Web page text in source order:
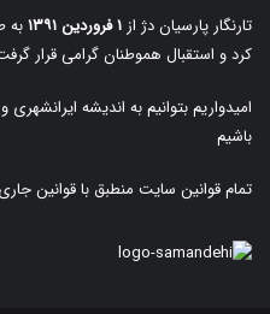
تارنگار پارسیان دژ از۱ فروردین ۱۳۹۱
به
کرد و استقبال هموطنان گرامی قرار
امیدواریم بتوانیم به اندیشه
باشیم
تمام قوانین سایت منطبق با قوانین